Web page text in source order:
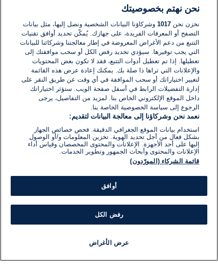
دقيقة.
الشرق الأوسط
وزير الخارجية السعودي: العالم العربي
بحاجة إلى تغيير نهجه تجاه سوريا
وقت
القراءة:
2}
دقيقة.
19 فبراير 2023
نحن نهتم بخصوصيتك
نخزن نحن1017 وشركاؤنا البيانات الشخصية ونصل إليها، مثل بيانات
التصفح أو المعرفات الفريدة، على جهازك. يُمكّن تحديد أوافق تقنيات
التتبع من دعم الأغراض المعروضة في إطار معالجتنا وشركائنا للبيانات
التي يجب توفيرها. سيؤدي تحديد رفض الكل أو سحب موافقتك إلى
تعطيلها. إذا تم تعطيل أدوات التتبع، فقد لا تكون بعض المحتويات
والإعلانات التي تراها ذا صلة بك. يمكنك إعادة عرض هذه القائمة
لتغيير اختياراتك أو سحب الموافقة في أي وقت عن طريق النقر على
إدارة التفضيلات الرابط في أسفل صفحة الويب. ستؤثر اختياراتك
داخل الموقع الإلكتروني الخاص بنا. لمزيد من التفاصيل، يرجى
الرجوع إلى سياسة الخصوصية الخاصة بنا.
نعمد نحن وشركاؤنا إلى معالجة البيانات لتقديم:
استخدام بيانات الموقع الجغرافي الدقيقة. فحص خصائص الجهاز
بشكل فعال من أجل تحديد الهوية. تخزين المعلومات و/أو الوصول
إليها على أحد الأجهزة. الإعلانات والمحتوى المخصصان وقياس أداء
الإعلانات والمحتوى وأبحاث الجمهور وتطوير الخدمات.
قائمة الشركاء (المورّدون)
أوافق
رفض الكل
عرض الأغراض